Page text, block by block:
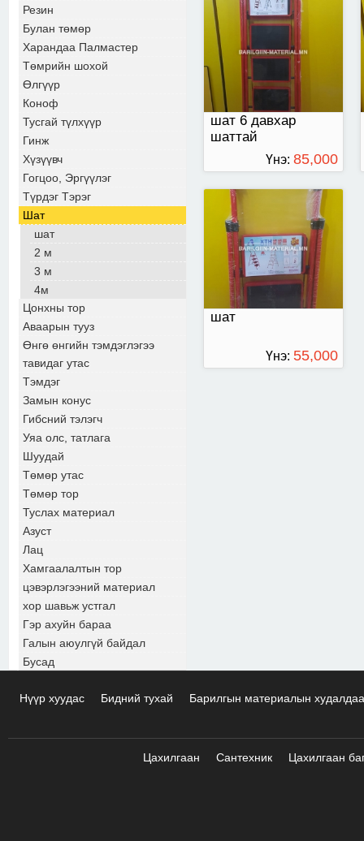
Резин
Булан төмөр
Харандаа Палмастер
Төмрийн шохой
Өлгүүр
Коноф
Тусгай түлхүүр
Гинж
Хүзүүвч
Гогцоо, Эргүүлэг
Түрдэг Тэрэг
Шат
шат
2 м
3 м
4м
Цонхны тор
Аваарын тууз
Өнгө өнгийн тэмдэглэгээ
тавидаг утас
Тэмдэг
Замын конус
Гибсний тэлэгч
Уяа олс, татлага
Шуудай
Төмөр утас
Төмөр тор
Туслах материал
Азуст
Лац
Хамгаалалтын тор
цэвэрлэгээний материал
хор шавьж устгал
Гэр ахуйн бараа
Галын аюулгүй байдал
Бусад
шат 6 давхар
шаттай
Үнэ: 85,000
ТӨГРӨГ
шат
3 давхар шаттай
Үнэ: 55,000
Нүүр хуудас Бидний тухай Барилгын материалын
Цахилгаан Сантехник Цахилгаан